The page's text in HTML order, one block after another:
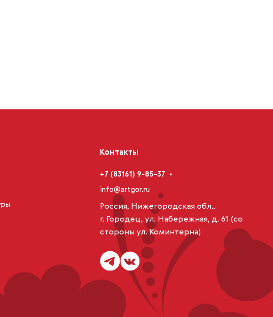
Контакты
+7 (83161) 9-85-37
info@artgor.ru
Россия, Нижегородская обл.,
г. Городец, ул. Набережная, д. 61 (со
стороны ул. Коминтерна)